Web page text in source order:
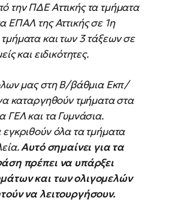
την ΠΔΕ Αττικής τα τμήματα
ΕΠΑΛ της Αττικής σε 1η
και των 3 τάξεων σε
και ειδικότητες.
μας στη Β/βάθμια Εκπ/
καταργηθούν τμήματα στα
και τα Γυμνάσια.
όλα τα τμήματα
Αυτό σημαίνει για τα
πρέπει να υπάρξει
και των ολιγομελών
να λειτουργήσουν.